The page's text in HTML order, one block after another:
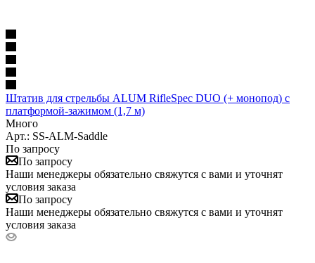
Штатив для стрельбы ALUM RifleSpec DUO (+ монопод) с
платформой-зажимом (1,7 м)
Много
Арт.: SS-ALM-Saddle
По запросу
По запросу
Наши менеджеры обязательно свяжутся с вами и уточнят
условия заказа
По запросу
Наши менеджеры обязательно свяжутся с вами и уточнят
условия заказа